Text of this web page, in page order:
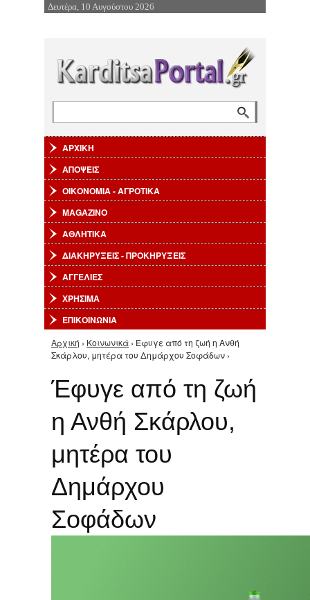
Επιστροφή στην Πλοήγηση
Δευτέρα, 10 Αυγούστου 2026
ΑΡΧΙΚΗ
ΑΠΟΨΕΙΣ
ΟΙΚΟΝΟΜΙΑ - ΑΓΡΟΤΙΚΑ
MAGAZINO
ΑΘΛΗΤΙΚΑ
ΔΙΑΚΗΡΥΞΕΙΣ - ΠΡΟΚΗΡΥΞΕΙΣ
ΑΓΓΕΛΙΕΣ
ΧΡΗΣΙΜΑ
ΕΠΙΚΟΙΝΩΝΙΑ
Είστε εδώ
Αρχική › Κοινωνικά › Έφυγε από τη ζωή η Ανθή
Σκάρλου, μητέρα του Δημάρχου Σοφάδων ›
Έφυγε από τη ζωή
η Ανθή Σκάρλου,
μητέρα του
Δημάρχου
Σοφάδων